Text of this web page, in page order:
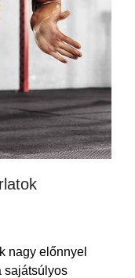
nagy előnnyel
sajátsúlyos